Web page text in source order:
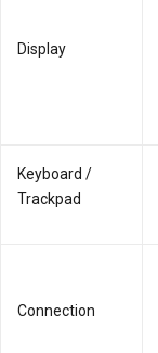
Display
Key­board /
Track­pad
Connection